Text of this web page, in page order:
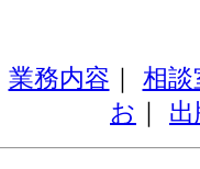
業務内容
相談
お